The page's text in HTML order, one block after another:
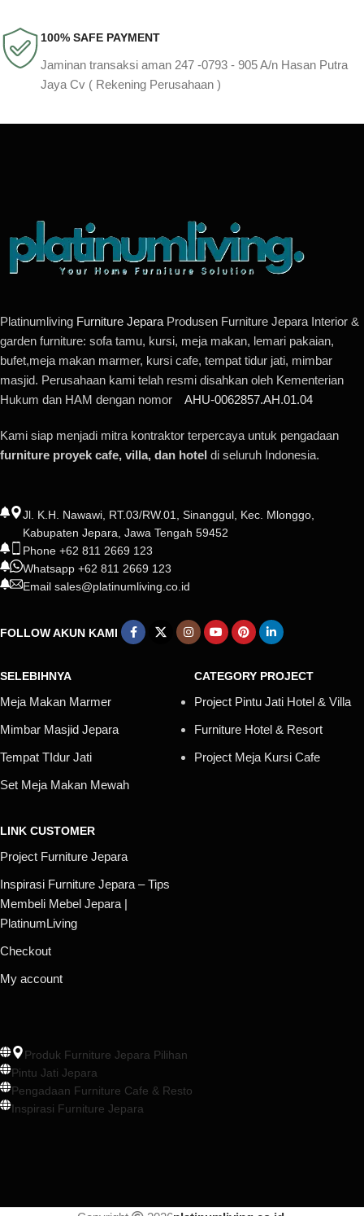
100% SAFE PAYMENT
Jaminan transaksi aman 247 -0793 - 905 A/n Hasan Putra
Jaya Cv ( Rekening Perusahaan )
Platinumliving Furniture Jepara Produsen Furniture Jepara Interior &
garden furniture: sofa tamu, kursi, meja makan, lemari pakaian,
bufet,meja makan marmer, kursi cafe, tempat tidur jati, mimbar
masjid. Perusahaan kami telah resmi disahkan oleh Kementerian
Hukum dan HAM dengan nomor AHU-0062857.AH.01.04
Kami siap menjadi mitra kontraktor terpercaya untuk pengadaan
furniture proyek cafe, villa, dan hotel di seluruh Indonesia.
Jl. K.H. Nawawi, RT.03/RW.01, Sinanggul, Kec. Mlonggo,
Kabupaten Jepara, Jawa Tengah 59452
Phone +62 811 2669 123
Whatsapp +62 811 2669 123
Email sales@platinumliving.co.id
FOLLOW AKUN KAMI
SELEBIHNYA
Meja Makan Marmer
Mimbar Masjid Jepara
Tempat TIdur Jati
Set Meja Makan Mewah
CATEGORY PROJECT
Project Pintu Jati Hotel & Villa
Furniture Hotel & Resort
Project Meja Kursi Cafe
LINK CUSTOMER
Project Furniture Jepara
Inspirasi Furniture Jepara – Tips
Membeli Mebel Jepara |
PlatinumLiving
Checkout
My account
Produk Furniture Jepara Pilihan
Pintu Jati Jepara
Pengadaan Furniture Cafe & Resto
Inspirasi Furniture Jepara